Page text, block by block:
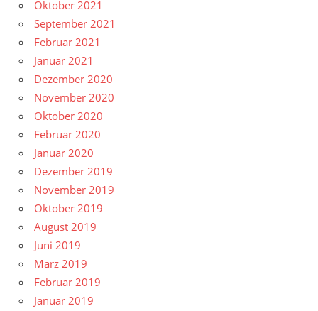
Oktober 2021
September 2021
Februar 2021
Januar 2021
Dezember 2020
November 2020
Oktober 2020
Februar 2020
Januar 2020
Dezember 2019
November 2019
Oktober 2019
August 2019
Juni 2019
März 2019
Februar 2019
Januar 2019